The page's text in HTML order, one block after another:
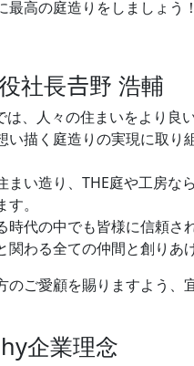
最高の庭造りをしましょう！
社長𠮷野 浩輔
は、人々の住まいをより良
い描く庭造りの実現に取り
まい造り、THE庭や工房な
。
時代の中でも皆様に信頼さ
関わる全ての仲間と創りあ
のご愛顧を賜りますよう、
企業理念